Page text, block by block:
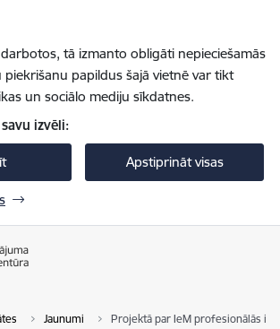
tā izmanto obligāti nepieciešamās
piekrišanu papildus šajā vietnē var tikt
un sociālo mediju sīkdatnes.
izvēli:
Apstiprināt visas
Jaunumi Projektā par IeM profesionālās